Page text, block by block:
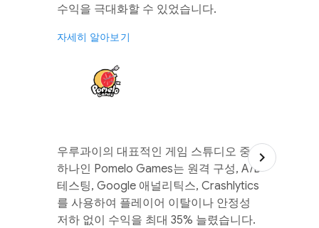
수익을 극대화할 수 있었습니다.
자세히 알아보기
우루과이의 대표적인 게임 스튜디오 중
하나인 Pomelo Games는 원격 구성, A/B
테스팅, Google 애널리틱스, Crashlytics
를 사용하여 플레이어 이탈이나 안정성
저하 없이 수익을 최대 35% 늘렸습니다.